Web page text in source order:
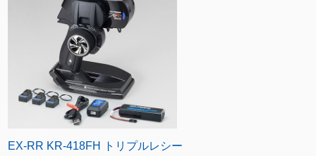
EX-RR KR-418FH トリプルレシー